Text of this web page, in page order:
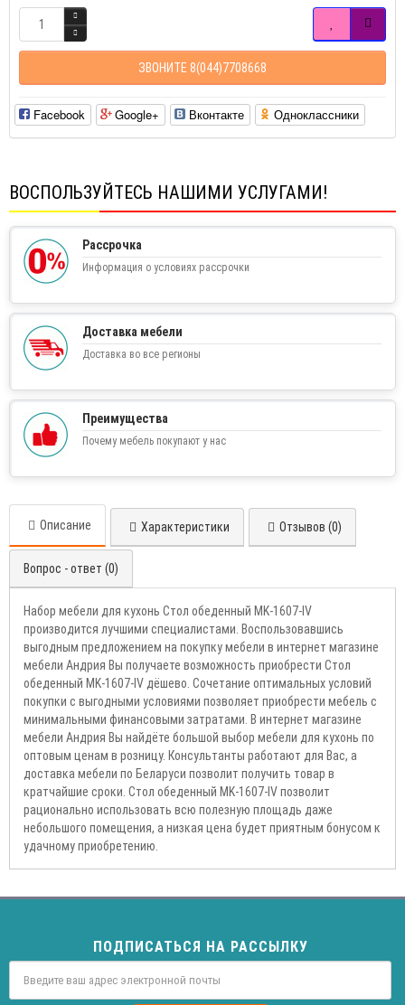
ЗВОНИТЕ 8(044)7708668
Facebook Google+ Вконтакте Одноклассники
ВОСПОЛЬЗУЙТЕСЬ НАШИМИ УСЛУГАМИ!
Рассрочка
Информация о условиях рассрочки
Доставка мебели
Доставка во все регионы
Преимущества
Почему мебель покупают у нас
Описание Характеристики Отзывов (0)
Вопрос - ответ (0)
Набор мебели для кухонь Стол обеденный MK-1607-IV
производится лучшими специалистами. Воспользовавшись
выгодным предложением на покупку мебели в интернет магазине
мебели Андрия Вы получаете возможность приобрести Стол
обеденный MK-1607-IV дёшево. Сочетание оптимальных условий
покупки с выгодными условиями позволяет приобрести мебель с
минимальными финансовыми затратами. В интернет магазине
мебели Андрия Вы найдёте большой выбор мебели для кухонь по
оптовым ценам в розницу. Консультанты работают для Вас, а
доставка мебели по Беларуси позволит получить товар в
кратчайшие сроки. Стол обеденный MK-1607-IV позволит
рационально использовать всю полезную площадь даже
небольшого помещения, а низкая цена будет приятным бонусом к
удачному приобретению.
ПОДПИСАТЬСЯ НА РАССЫЛКУ